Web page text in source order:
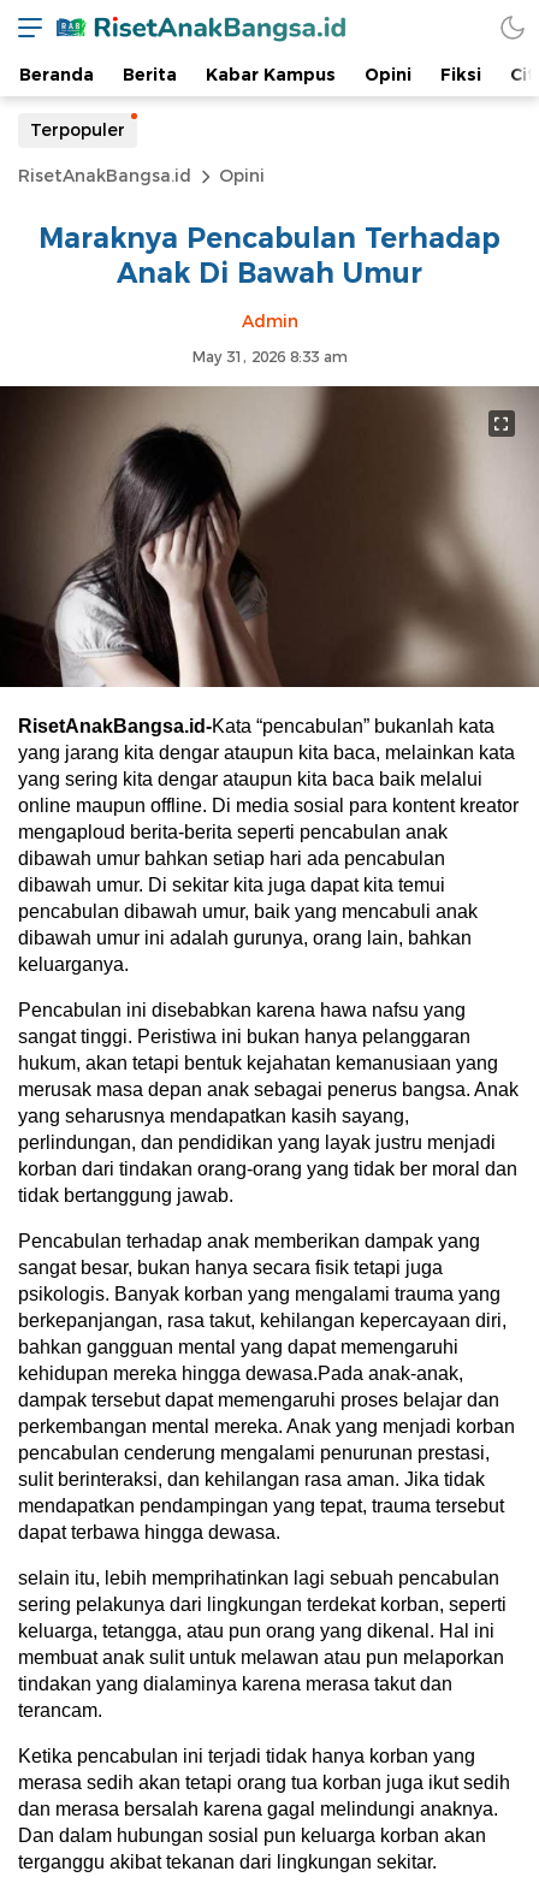
Beranda Berita Kabar Kampus Opini Fiksi
Terpopuler
RisetAnakBangsa.id Opini
Maraknya Pencabulan Terhadap
Anak Di Bawah Umur
Admin
May 31, 2026 8:33 am
RisetAnakBangsa.id-Kata “pencabulan” bukanlah kata
yang jarang kita dengar ataupun kita baca, melainkan kata
yang sering kita dengar ataupun kita baca baik melalui
online maupun offline. Di media sosial para kontent kreator
mengaploud berita-berita seperti pencabulan anak
dibawah umur bahkan setiap hari ada pencabulan
dibawah umur. Di sekitar kita juga dapat kita temui
pencabulan dibawah umur, baik yang mencabuli anak
dibawah umur ini adalah gurunya, orang lain, bahkan
keluarganya.
Pencabulan ini disebabkan karena hawa nafsu yang
sangat tinggi. Peristiwa ini bukan hanya pelanggaran
hukum, akan tetapi bentuk kejahatan kemanusiaan yang
merusak masa depan anak sebagai penerus bangsa. Anak
yang seharusnya mendapatkan kasih sayang,
perlindungan, dan pendidikan yang layak justru menjadi
korban dari tindakan orang-orang yang tidak ber moral dan
tidak bertanggung jawab.
Pencabulan terhadap anak memberikan dampak yang
sangat besar, bukan hanya secara fisik tetapi juga
psikologis. Banyak korban yang mengalami trauma yang
berkepanjangan, rasa takut, kehilangan kepercayaan diri,
bahkan gangguan mental yang dapat memengaruhi
kehidupan mereka hingga dewasa.Pada anak-anak,
dampak tersebut dapat memengaruhi proses belajar dan
perkembangan mental mereka. Anak yang menjadi korban
pencabulan cenderung mengalami penurunan prestasi,
sulit berinteraksi, dan kehilangan rasa aman. Jika tidak
mendapatkan pendampingan yang tepat, trauma tersebut
dapat terbawa hingga dewasa.
selain itu, lebih memprihatinkan lagi sebuah pencabulan
sering pelakunya dari lingkungan terdekat korban, seperti
keluarga, tetangga, atau pun orang yang dikenal. Hal ini
membuat anak sulit untuk melawan atau pun melaporkan
tindakan yang dialaminya karena merasa takut dan
terancam.
Ketika pencabulan ini terjadi tidak hanya korban yang
merasa sedih akan tetapi orang tua korban juga ikut sedih
dan merasa bersalah karena gagal melindungi anaknya.
Dan dalam hubungan sosial pun keluarga korban akan
terganggu akibat tekanan dari lingkungan sekitar.